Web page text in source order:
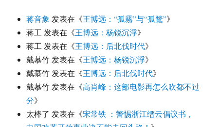
蒋音象 发表在《王博远：“孤霧”与“孤鶩”》
蒋工 发表在《王博远：杨锐沉浮》
蒋工 发表在《王博远：后北伐时代》
戴慕竹 发表在《王博远：杨锐沉浮》
戴慕竹 发表在《王博远：后北伐时代》
戴慕竹 发表在《高肖峰：这部电影再怎么吹都不过
分》
太棒了 发表在《宋常铁 ：警惕浙江缙云倡议书，